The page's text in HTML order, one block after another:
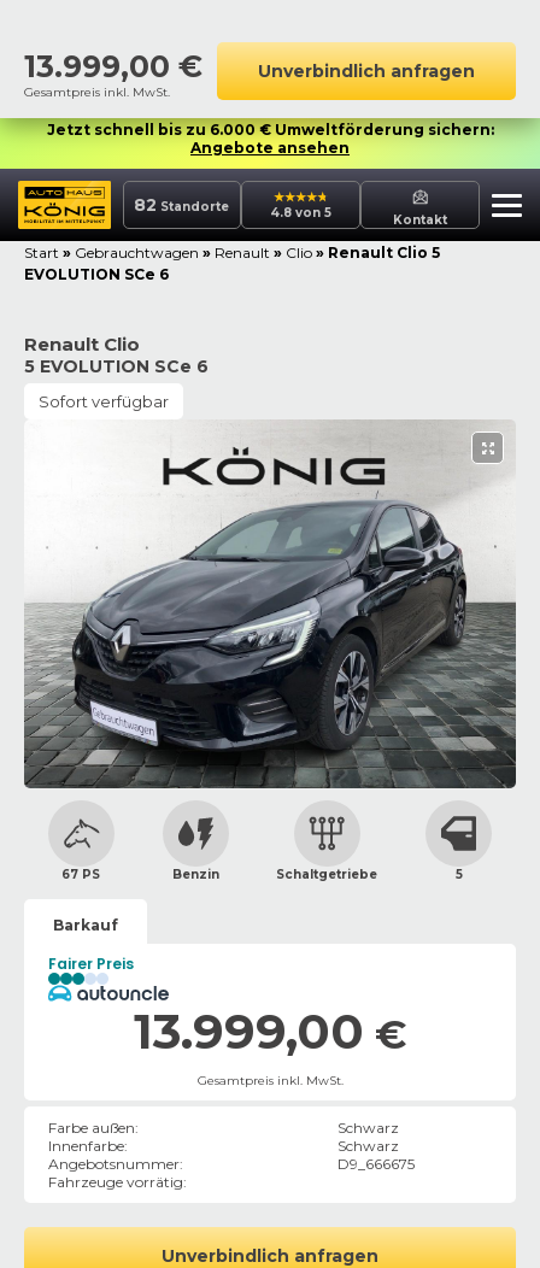
13.999,00 €
Gesamtpreis inkl. MwSt.
Unverbindlich anfragen
Jetzt schnell bis zu 6.000 € Umweltförderung sichern:
Angebote ansehen
82 Standorte 4.8 von 5 Kontakt
Start » Gebrauchtwagen » Renault » Clio » Renault Clio 5
EVOLUTION SCe 6
Renault Clio
5 EVOLUTION SCe 6
Sofort verfügbar
67 PS Benzin Schaltgetriebe 5
Barkauf
Fairer Preis
13.999,00 €
Gesamtpreis inkl. MwSt.
Farbe außen:
Schwarz
Innenfarbe:
Schwarz
Angebotsnummer:
D9_666675
Fahrzeuge vorrätig:
Unverbindlich anfragen